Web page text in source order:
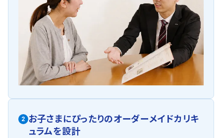
2 お子さまにぴったりのオーダーメイドカリキ
ュラムを設計